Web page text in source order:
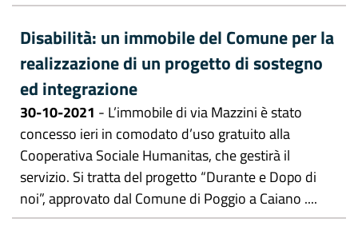
Disabilità: un immobile del Comune per la
realizzazione di un progetto di sostegno
ed integrazione
30-10-2021 - L’immobile di via Mazzini è stato
concesso ieri in comodato d’uso gratuito alla
Cooperativa Sociale Humanitas, che gestirà il
servizio. Si tratta del progetto “Durante e Dopo di
noi”, approvato dal Comune di Poggio a Caiano ....